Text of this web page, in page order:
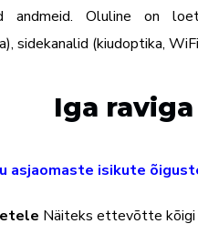
andmeid. Oluline on
sidekanalid (kiudoptika,
Iga
asjaomaste isikute
Näiteks ettevõtte kõigi